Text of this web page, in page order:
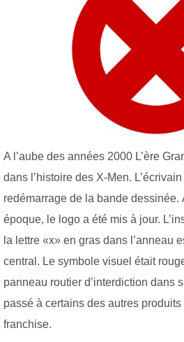
A l’aube des années 2000 L’ère
dans l’histoire des X-Men.
redémarrage de la bande dessinée.
époque, le logo a été mis à jour.
la lettre «x» en gras dans l’anneau
central. Le symbole visuel était
panneau routier d’interdiction dans
passé à certains des autres
franchise.